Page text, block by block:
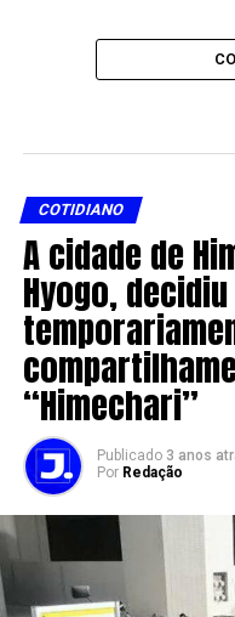
COTIDIANO
A cidade de
Hyogo,
“Himechari”
Publicado 3 anos
Por Redação